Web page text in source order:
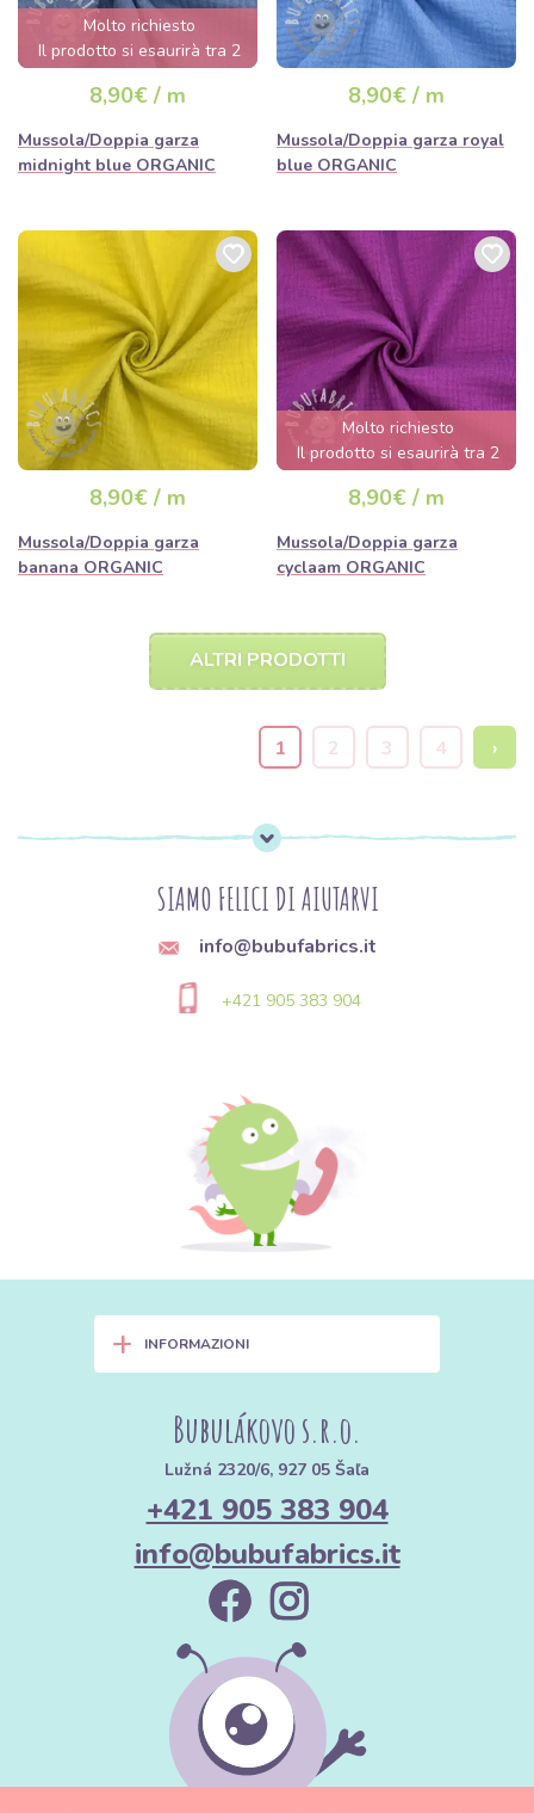
Molto richiesto
Il prodotto si esaurirà tra 2
giorni.
8,90€ / m
Mussola/Doppia garza
midnight blue ORGANIC
8,90€ / m
Mussola/Doppia garza royal
blue ORGANIC
8,90€ / m
Mussola/Doppia garza
banana ORGANIC
Molto richiesto
Il prodotto si esaurirà tra 2
giorni.
8,90€ / m
Mussola/Doppia garza
cyclaam ORGANIC
ALTRI PRODOTTI
1 2 3 4 ›
SIAMO FELICI DI AIUTARVI
info@bubufabrics.it
+421 905 383 904
+ INFORMAZIONI
Bubulákovo s.r.o.
Lužná 2320/6, 927 05 Šaľa
+421 905 383 904
info@bubufabrics.it